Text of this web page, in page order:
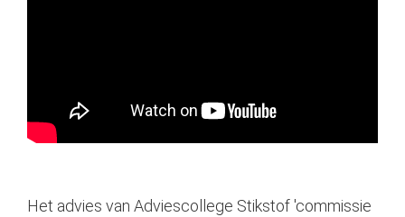
Het advies van Adviescollege Stikstof 'commissie